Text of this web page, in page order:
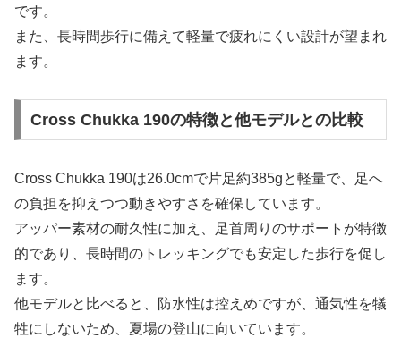
です。
また、長時間歩行に備えて軽量で疲れにくい設計が望まれ
ます。
Cross Chukka 190の特徴と他モデルとの比較
Cross Chukka 190は26.0cmで片足約385gと軽量で、足へ
の負担を抑えつつ動きやすさを確保しています。
アッパー素材の耐久性に加え、足首周りのサポートが特徴
的であり、長時間のトレッキングでも安定した歩行を促し
ます。
他モデルと比べると、防水性は控えめですが、通気性を犠
牲にしないため、夏場の登山に向いています。